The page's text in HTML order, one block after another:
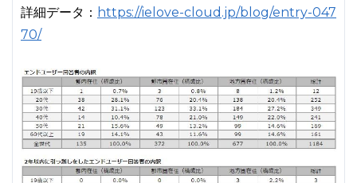
詳細データ： https://ielove-cloud.jp/blog/entry-047
70/